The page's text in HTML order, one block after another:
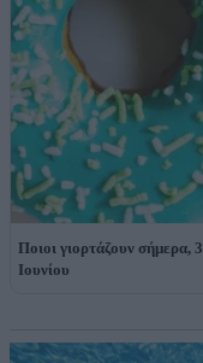
Ποιοι γιορτάζουν σήμερα, 3
Ιουνίου